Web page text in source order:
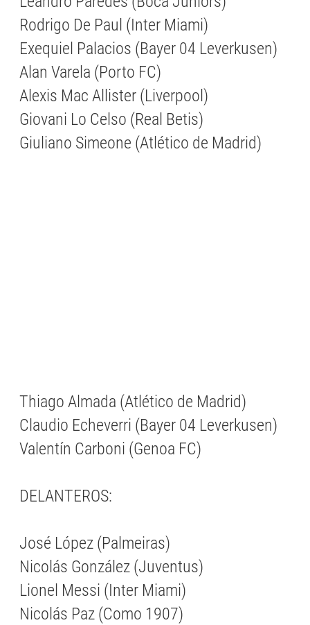
Rodrigo De Paul (Inter Miami)
Exequiel Palacios (Bayer 04 Leverkusen)
Alan Varela (Porto FC)
Alexis Mac Allister (Liverpool)
Giovani Lo Celso (Real Betis)
Giuliano Simeone (Atlético de Madrid)
Thiago Almada (Atlético de Madrid)
Claudio Echeverri (Bayer 04 Leverkusen)
Valentín Carboni (Genoa FC)
DELANTEROS:
José López (Palmeiras)
Nicolás González (Juventus)
Lionel Messi (Inter Miami)
Nicolás Paz (Como 1907)